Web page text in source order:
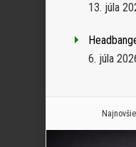
13. júla
6. júla